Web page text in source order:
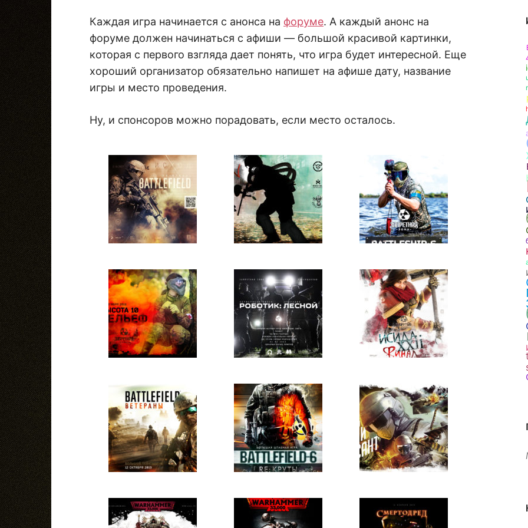
Каждая игра начинается с анонса на форуме. А каждый анонс на
форуме должен начинаться с афиши — большой красивой картинки,
которая с первого взгляда дает понять, что игра будет интересной. Еще
хороший организатор обязательно напишет на афише дату, название
игры и место проведения.
Ну, и спонсоров можно порадовать, если место осталось.